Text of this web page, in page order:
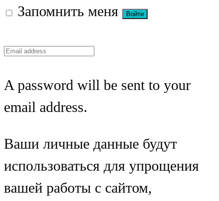
Запомнить меня
A password will be sent to your
email address.
Ваши личные данные будут
использоваться для упрощения
вашей работы с сайтом,